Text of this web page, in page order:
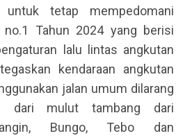
tetap mempedomani
no.1 Tahun 2024 yang berisi
lalu lintas angkutan
kendaraan angkutan
jalan umum dilarang
dari mulut tambang dari
Bungo, Tebo dan